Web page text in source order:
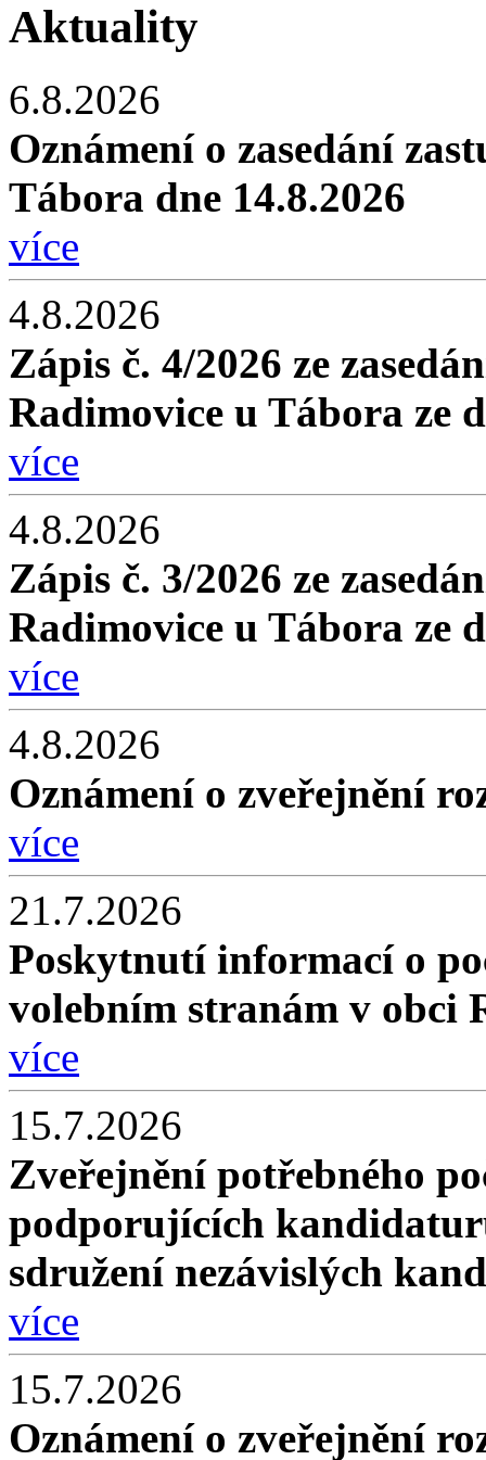
Aktuality
6.8.2026
Oznámení o zasedání
Tábora dne 14.8.2026
více
4.8.2026
Zápis č. 4/2026 ze
Radimovice u Tábora ze
více
4.8.2026
Zápis č. 3/2026 ze
Radimovice u Tábora ze
více
4.8.2026
Oznámení o zveřejnění
více
21.7.2026
Poskytnutí informací o
volebním stranám v obci
více
15.7.2026
Zveřejnění potřebného
podporujících
sdružení nezávislých
více
15.7.2026
Oznámení o zveřejnění